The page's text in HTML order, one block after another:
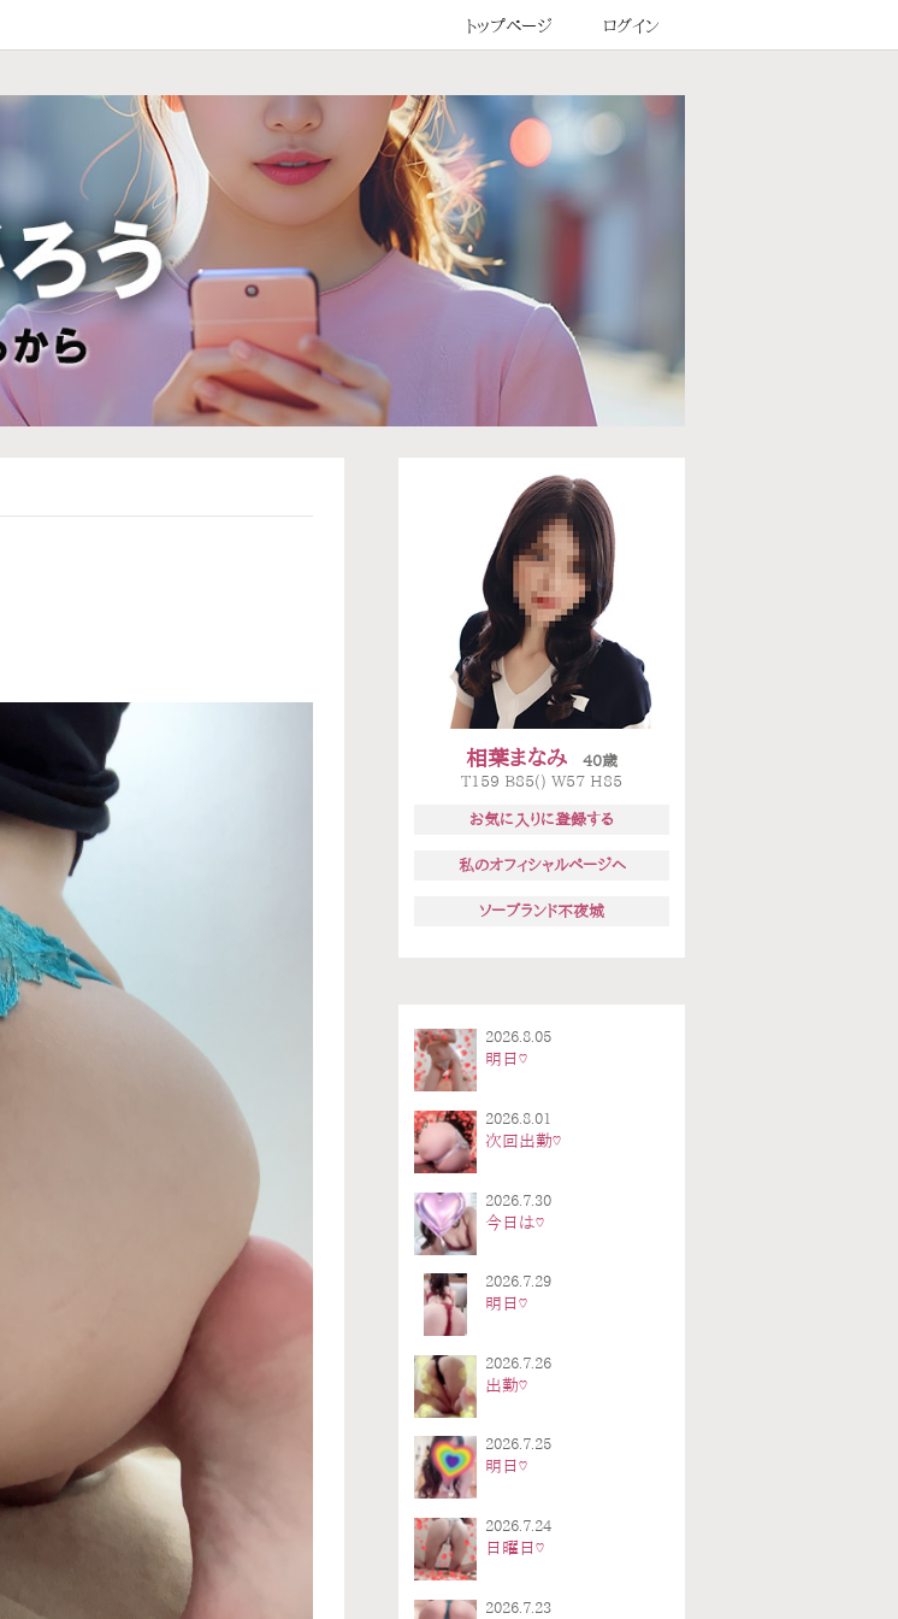
トップページ ログイン
相葉まなみ
40歳
T159 B85() W57 H85
お気に入りに登録する
私のオフィシャルページへ
ソープランド不夜城
2026.8.05
明日♡
2026.8.01
次回出勤♡
2026.7.30
今日は♡
2026.7.29
明日♡
2026.7.26
出勤♡
2026.7.25
明日♡
2026.7.24
日曜日♡
2026.7.23